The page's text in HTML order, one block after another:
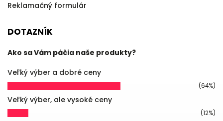
Reklamačný formulár
DOTAZNÍK
Ako sa Vám páčia naše produkty?
Veľký výber a dobré ceny
(64%)
Veľký výber, ale vysoké ceny
(12%)